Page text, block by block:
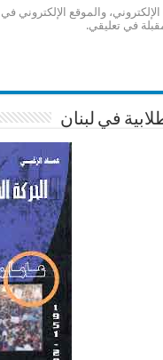
والموقع الإلكتروني
في تعليقي.
في لبنان